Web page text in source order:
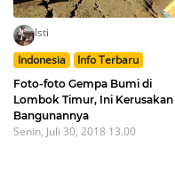
Isti
Indonesia
Info Terbaru
Foto-foto Gempa Bumi di
Lombok Timur, Ini Kerusakan
Bangunannya
Senin, Juli 30, 2018 13.00